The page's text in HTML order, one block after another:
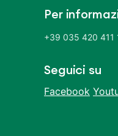
Per
+39 035 420 411
Seguici su
Facebook